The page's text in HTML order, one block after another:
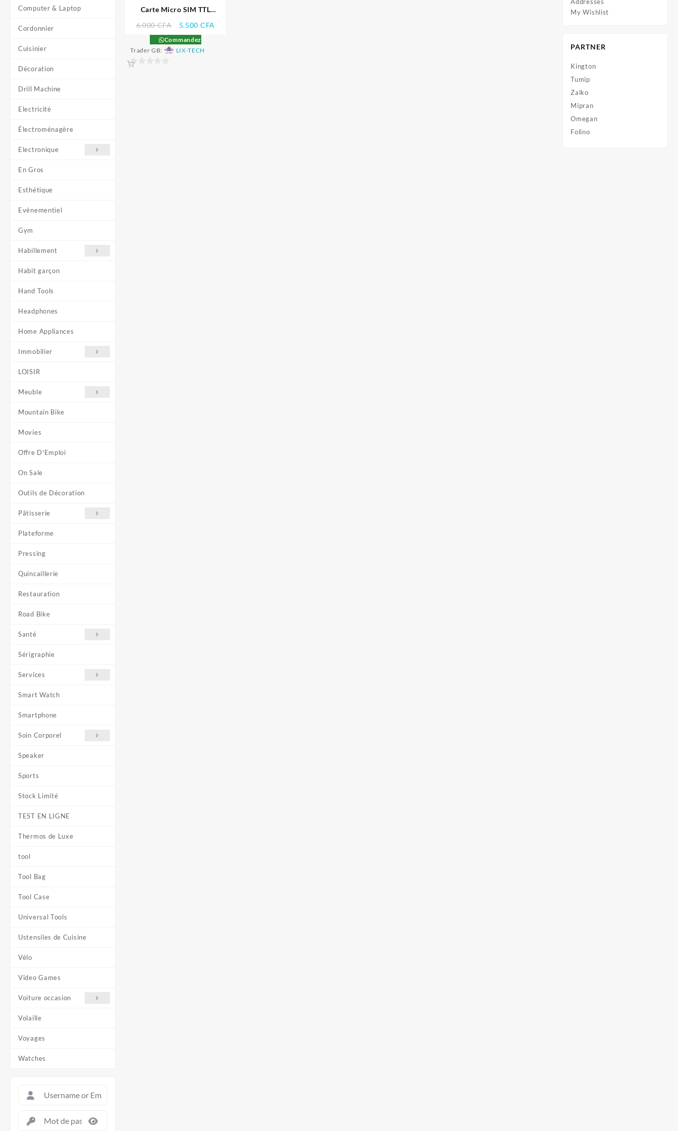
Computer & Laptop
Cordonnier
Cuisinier
Décoration
Drill Machine
Electricité
Électroménagère
Electronique
En Gros
Esthétique
Evénementiel
Gym
Habillement
Habit garçon
Hand Tools
Headphones
Home Appliances
Immobilier
LOISIR
Meuble
Mountain Bike
Movies
Offre D'Emploi
On Sale
Outils de Décoration
Pâtisserie
Plateforme
Pressing
Quincaillerie
Restauration
Road Bike
Santé
Sérigraphie
Services
Smart Watch
Smartphone
Soin Corporel
Speaker
Sports
Stock Limité
TEST EN LIGNE
Thermos de Luxe
tool
Tool Bag
Tool Case
Universal Tools
Ustensiles de Cuisine
Vélo
Video Games
Voiture occasion
Volaille
Voyages
Watches
Carte Micro SIM TTL
SIM 800L
6.000CFA
Le
prix
initial
5.500 CFA
Commandez
Trader GB:
LIX-TECH
My Wishlist
PARTNER
Kington
Tumip
Zalko
Mipran
Omegan
Folino